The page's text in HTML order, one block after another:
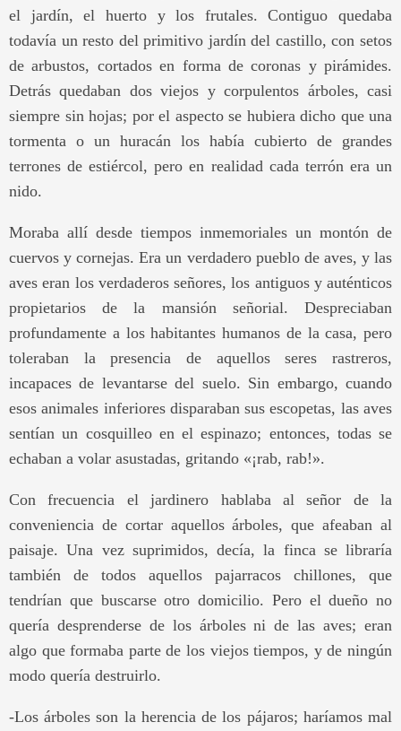
el jardín, el huerto y los frutales. Contiguo quedaba
todavía un resto del primitivo jardín del castillo, con setos
de arbustos, cortados en forma de coronas y pirámides.
Detrás quedaban dos viejos y corpulentos árboles, casi
siempre sin hojas; por el aspecto se hubiera dicho que una
tormenta o un huracán los había cubierto de grandes
terrones de estiércol, pero en realidad cada terrón era un
nido.
Moraba allí desde tiempos inmemoriales un montón de
cuervos y cornejas. Era un verdadero pueblo de aves, y las
aves eran los verdaderos señores, los antiguos y auténticos
propietarios de la mansión señorial. Despreciaban
profundamente a los habitantes humanos de la casa, pero
toleraban la presencia de aquellos seres rastreros,
incapaces de levantarse del suelo. Sin embargo, cuando
esos animales inferiores disparaban sus escopetas, las aves
sentían un cosquilleo en el espinazo; entonces, todas se
echaban a volar asustadas, gritando «¡rab, rab!».
Con frecuencia el jardinero hablaba al señor de la
conveniencia de cortar aquellos árboles, que afeaban al
paisaje. Una vez suprimidos, decía, la finca se libraría
también de todos aquellos pajarracos chillones, que
tendrían que buscarse otro domicilio. Pero el dueño no
quería desprenderse de los árboles ni de las aves; eran
algo que formaba parte de los viejos tiempos, y de ningún
modo quería destruirlo.
-Los árboles son la herencia de los pájaros; haríamos mal